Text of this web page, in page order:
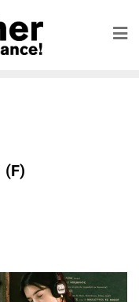
(F)